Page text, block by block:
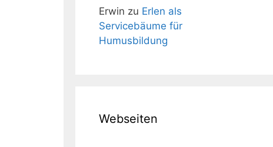
Erwin zu Erlen als
Servicebäume für
Humusbildung
Webseiten